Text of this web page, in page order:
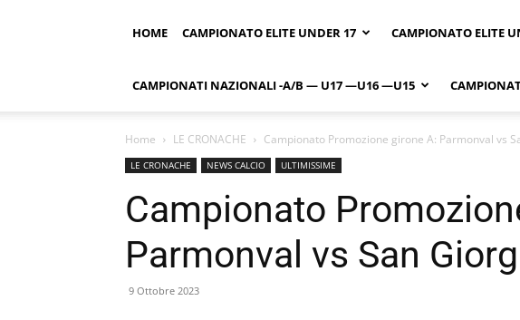
HOME CAMPIONATO ELITE UNDER 17 CAMPIONATO ELITE
CAMPIONATI NAZIONALI -A/B — U17 —U16 —U15
Home LE CRONACHE Campionato Promozione girone A: Parmonval vs
LE CRONACHE NEWS CALCIO ULTIMISSIME
Campionato
Parmonval vs San
9 Ottobre 2023